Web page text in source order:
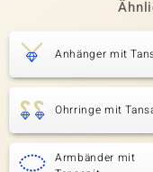
Anhänger mit
Ohrringe mit
Armbänder mit